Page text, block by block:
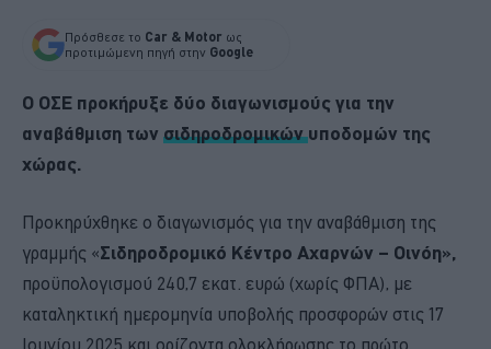
Πρόσθεσε το Car & Motor ως
προτιμώμενη πηγή στην Google
Ο ΟΣΕ προκήρυξε δύο διαγωνισμούς για την
αναβάθμιση των σιδηροδρομικώνυποδομών της
χώρας.
Προκηρύχθηκε ο διαγωνισμός για την αναβάθμιση της
γραμμής «Σιδηροδρομικό Κέντρο Αχαρνών – Οινόη»,
προϋπολογισμού 240,7 εκατ. ευρώ (χωρίς ΦΠΑ), με
καταληκτική ημερομηνία υποβολής προσφορών στις 17
Ιουνίου 2025 και ορίζοντα ολοκλήρωσης το πρώτο